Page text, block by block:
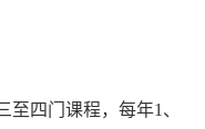
四门课程，每年1、